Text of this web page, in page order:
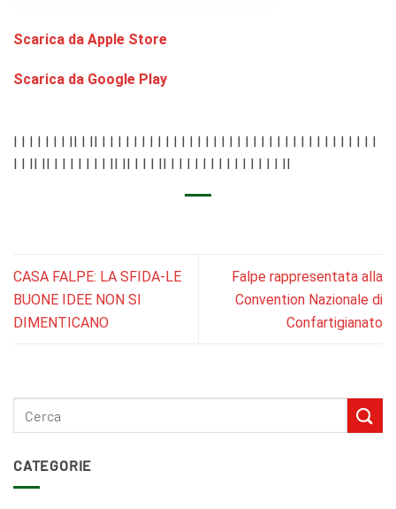
CATEGORIE
Scarica da Apple Store
Scarica da Google Play
I I I I I I I II I II I I I I I I I I I I I I I I I I I I I I I I I I I I I I I I I I I I I
I I II II I I I I I I I II II I I I II I I I I I I I I I I I I I I II
CASA FALPE: LA SFIDA-LE
BUONE IDEE NON SI
DIMENTICANO
Falpe rappresentata alla
Convention Nazionale di
Confartigianato